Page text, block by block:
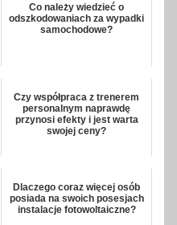
Co należy wiedzieć o
odszkodowaniach za wypadki
samochodowe?
Czy współpraca z trenerem
personalnym naprawdę
przynosi efekty i jest warta
swojej ceny?
Dlaczego coraz więcej osób
posiada na swoich posesjach
instalacje fotowoltaiczne?